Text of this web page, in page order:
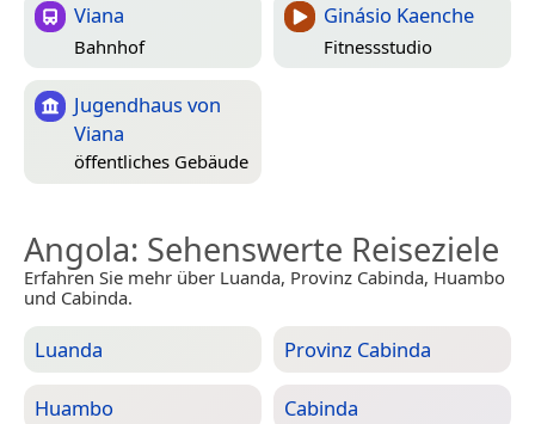
Viana
Bahnhof
Ginásio Kaenche
Fitnessstudio
Jugendhaus von
Viana
öffentliches Gebäude
Angola: Sehenswerte Reiseziele
Erfahren Sie mehr über Luanda, Provinz Cabinda, Huambo
und Cabinda.
Luanda Provinz Cabinda
Huambo Cabinda